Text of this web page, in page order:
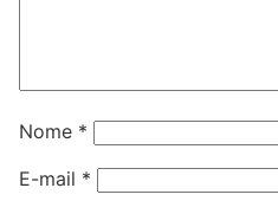
Nome *
E-mail *